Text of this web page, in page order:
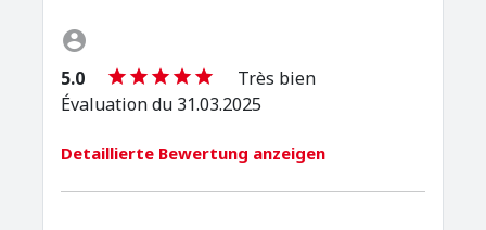
5.0
Très bien
Évaluation du 31.03.2025
Detaillierte Bewertung anzeigen